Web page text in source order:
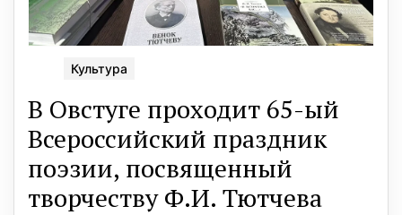
Культура
В Овстуге проходит 65-ый
Всероссийский праздник
поэзии, посвященный
творчеству Ф.И. Тютчева